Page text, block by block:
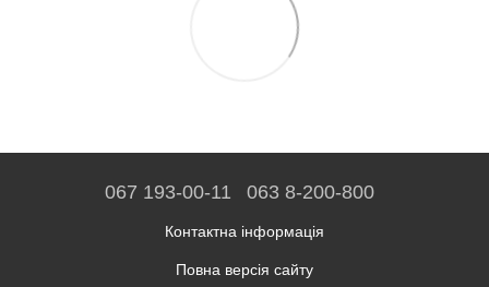
067 193-00-11 063 8-200-800
Контактна інформація
Повна версія сайту